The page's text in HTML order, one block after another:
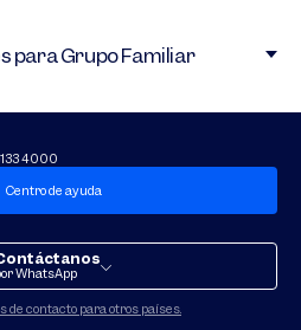
para Grupo Familiar
4000
Centro de ayuda
WhatsApp
de contacto para otros paí­ses.